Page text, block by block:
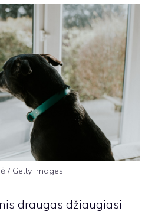
/ Getty Images
draugas džiaugiasi